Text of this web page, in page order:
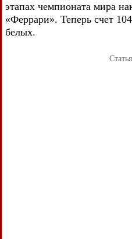
этапах чемпионата мира
«Феррари». Теперь счет
белых.